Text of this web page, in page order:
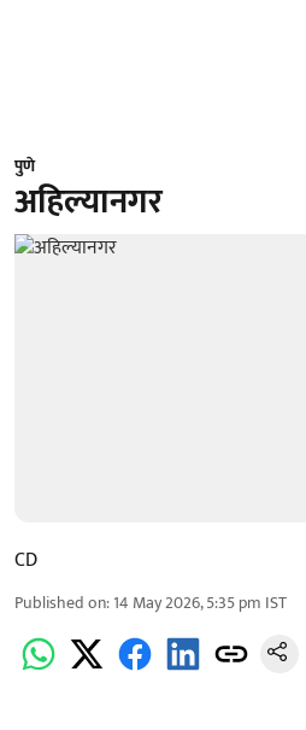
पुणे
अहिल्यानगर
CD
Published on:14 May 2026, 5:35 pm IST